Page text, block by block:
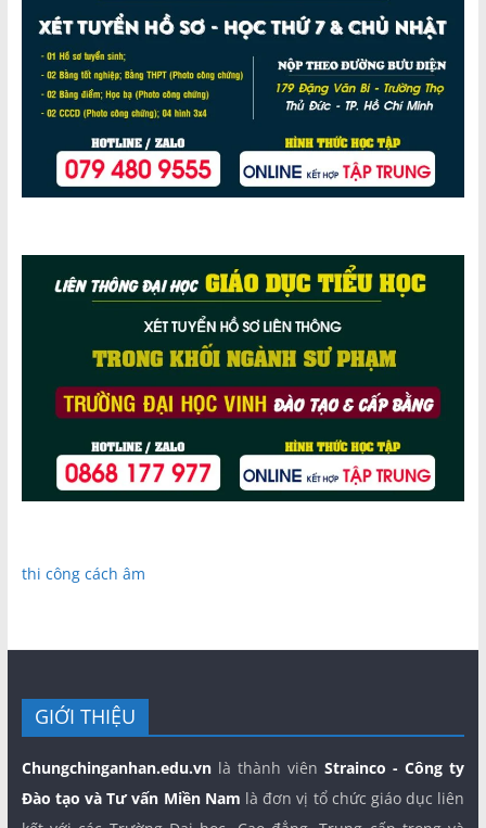
thi công cách âm
GIỚI THIỆU
Chungchinganhan.edu.vnlà thành viênStrainco - Công ty
Đào tạo và Tư vấn Miền Nam là đơn vị tổ chức giáo dục liên